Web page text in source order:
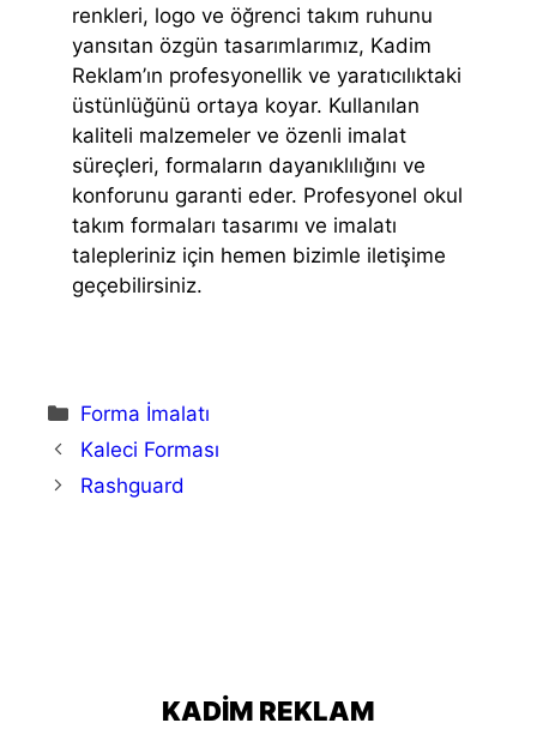
renkleri, logo ve öğrenci takım ruhunu
yansıtan özgün tasarımlarımız, Kadim
Reklam’ın profesyonellik ve yaratıcılıktaki
üstünlüğünü ortaya koyar. Kullanılan
kaliteli malzemeler ve özenli imalat
süreçleri, formaların dayanıklılığını ve
konforunu garanti eder. Profesyonel okul
takım formaları tasarımı ve imalatı
talepleriniz için hemen bizimle iletişime
geçebilirsiniz.
Kategoriler
Forma İmalatı
Kaleci Forması
Rashguard
KADIM REKLAM